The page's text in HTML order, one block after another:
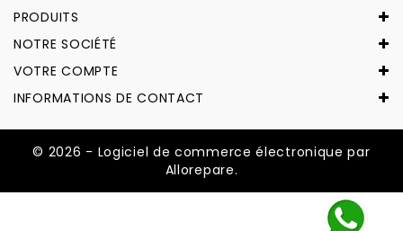
PRODUITS
NOTRE SOCIÉTÉ
VOTRE COMPTE
INFORMATIONS DE CONTACT
© 2026 - Logiciel de commerce électronique par
Allorepare.